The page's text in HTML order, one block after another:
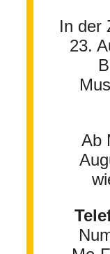
In der
23.
Ab